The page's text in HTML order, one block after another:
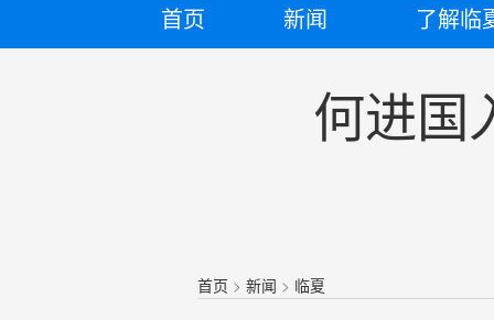
首页 新闻 了解临
何进国
首页 >新闻 > 临夏